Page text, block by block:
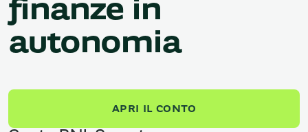
finanze in
autonomia
APRI IL CONTO